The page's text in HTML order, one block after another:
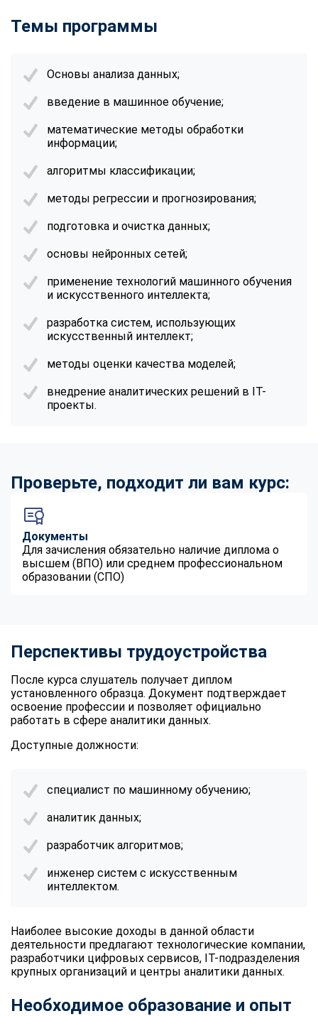
Темы программы
Основы анализа данных;
введение в машинное обучение;
математические методы обработки
информации;
алгоритмы классификации;
методы регрессии и прогнозирования;
подготовка и очистка данных;
основы нейронных сетей;
применение технологий машинного обучения
и искусственного интеллекта;
разработка систем, использующих
искусственный интеллект;
методы оценки качества моделей;
внедрение аналитических решений в IT-
проекты.
Проверьте, подходит ли вам курс:
Документы
Для зачисления обязательно наличие диплома о
высшем (ВПО) или среднем профессиональном
образовании (СПО)
Перспективы трудоустройства
После курса слушатель получает диплом
установленного образца. Документ подтверждает
освоение профессии и позволяет официально
работать в сфере аналитики данных.
Доступные должности:
специалист по машинному обучению;
аналитик данных;
разработчик алгоритмов;
инженер систем с искусственным
интеллектом.
Наиболее высокие доходы в данной области
деятельности предлагают технологические компании,
разработчики цифровых сервисов, IT-подразделения
крупных организаций и центры аналитики данных.
Необходимое образование и опыт